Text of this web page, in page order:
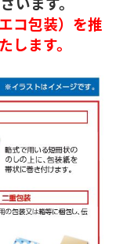
コ包装）を推
します。